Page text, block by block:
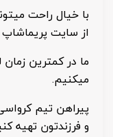
با خیال راحت
از سایت پریماشاپ
ما در کمترین
میکنیم.
پیراهن تیم
و فرزندتون تهیه